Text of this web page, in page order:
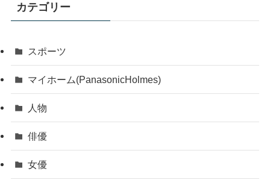
カテゴリー
スポーツ
マイホーム(PanasonicHolmes)
人物
俳優
女優